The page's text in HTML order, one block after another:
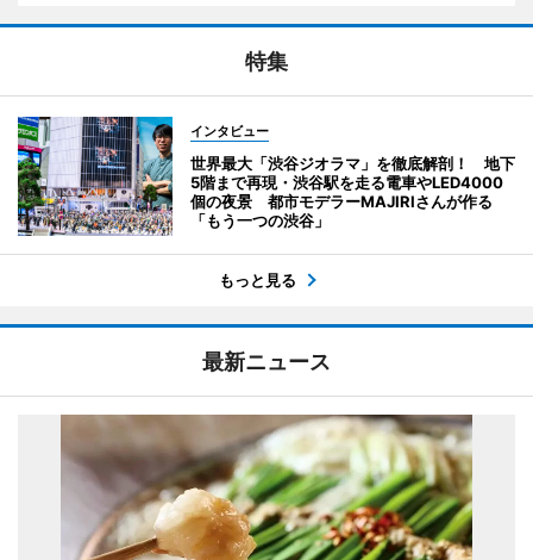
特集
インタビュー
世界最大「渋谷ジオラマ」を徹底解剖！ 地下
5階まで再現・渋谷駅を走る電車やLED4000
個の夜景 都市モデラーMAJIRIさんが作る
「もう一つの渋谷」
もっと見る
最新ニュース